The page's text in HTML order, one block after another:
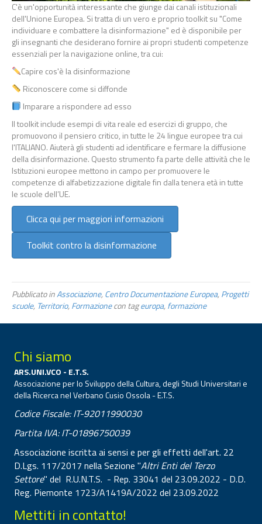
C'è un'opportunità interessante che giunge dai canali istituzionali
dell'Unione Europea. Si tratta di un vero e proprio toolkit su "Come
individuare e combattere la disinformazione" ed è disponibile per
gli insegnanti che desiderano fornire ai propri studenti competenze
essenziali per la navigazione online, tra cui:
Capire cos'è la disinformazione
Riconoscere come si diffonde
Imparare a rispondere ad esso
Il toolkit include esempi di vita reale ed esercizi di gruppo, che
promuovono il pensiero critico, in tutte le 24 lingue europee tra cui
l'ITALIANO. Aiuterà gli studenti ad identificare e fermare la diffusione
della disinformazione. Questo strumento fa parte delle attività che le
Istituzioni europee mettono in campo per promuovere le
competenze di alfabetizzazione digitale fin dalla tenera età in tutte
le scuole dell’UE.
Clicca qui per maggiori informazioni
Toolkit contro la disinformazione
Pubblicato inAssociazione,Centro Documentazione Europea,Progetti
scuole, Territorio,Formazionecon tageuropa,formazione
Chi siamo
ARS.UNI.VCO - E.T.S.
Associazione per lo Sviluppo della Cultura, degli Studi Universitari e
della Ricerca nel Verbano Cusio Ossola - E.T.S.
Codice Fiscale: IT-92011990030
Partita IVA: IT-01896750039
Associazione iscritta ai sensi e per gli effetti dell'art. 22
D.Lgs. 117/2017 nella Sezione "Altri Enti del Terzo
Settore" del R.U.N.T.S. - Rep. 33041 del 23.09.2022 - D.D.
Reg. Piemonte 1723/A1419A/2022 del 23.09.2022
Mettiti in contatto!